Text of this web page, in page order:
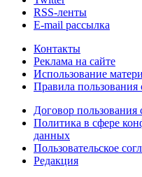
RSS-ленты
E-mail рассылка
Контакты
Реклама на сайте
Использование
Правила пользования
Договор пользования
Политика в сфере
данных
Пользовательское
Редакция